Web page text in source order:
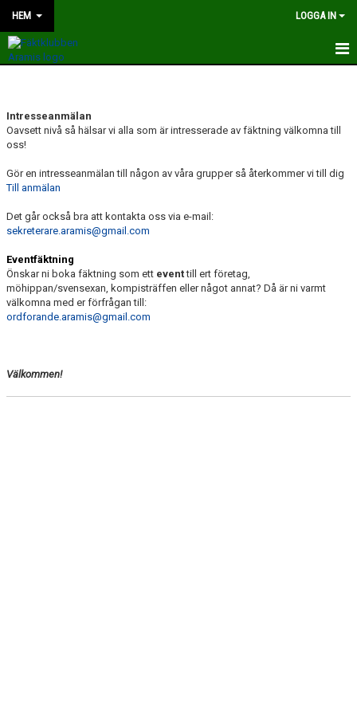
HEM LOGGA IN
NYHETER
OM KLUBBEN
KONTAKT
KALENDER
TRÄNARE
STYRELSEN
Intresseanmälan
Oavsett nivå så hälsar vi alla som är intresserade av fäktning välkomna till
oss!
Gör en intresseanmälan till någon av våra grupper så återkommer vi till dig
Till anmälan
Det går också bra att kontakta oss via e-mail:
sekreterare.aramis@gmail.com
Eventfäktning
Önskar ni boka fäktning som ett eventtill ert företag,
möhippan/svensexan, kompisträffen eller något annat? Då är ni varmt
välkomna med er förfrågan till:
ordforande.aramis@gmail.com
Välkommen!